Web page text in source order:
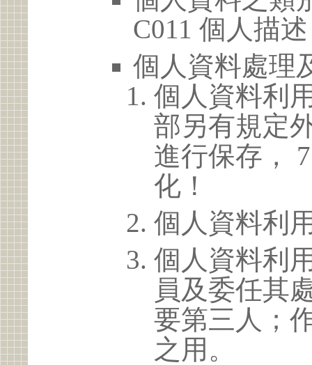
C011 個人描述
個人資料處理
個人資料利
部另有規定
進行保存，
化！
個人資料利
個人資料利
員及委任其
要第三人；
之用。